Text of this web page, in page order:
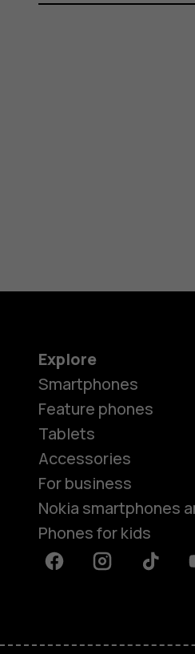
Explore
Smartphones
Feature phones
Tablets
Accessories
For business
Nokia smartphones
Phones for kids
FacebookInstagramTiktok